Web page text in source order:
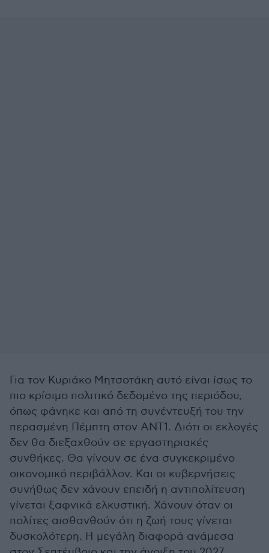
Για τον Κυριάκο Μητσοτάκη αυτό είναι ίσως το
πιο κρίσιμο πολιτικό δεδομένο της περιόδου,
όπως φάνηκε και από τη συνέντευξή του την
περασμένη Πέμπτη στον ΑΝΤ1. Διότι οι εκλογές
δεν θα διεξαχθούν σε εργαστηριακές
συνθήκες. Θα γίνουν σε ένα συγκεκριμένο
οικονομικό περιβάλλον. Και οι κυβερνήσεις
συνήθως δεν χάνουν επειδή η αντιπολίτευση
γίνεται ξαφνικά ελκυστική. Χάνουν όταν οι
πολίτες αισθανθούν ότι η ζωή τους γίνεται
δυσκολότερη. Η μεγάλη διαφορά ανάμεσα